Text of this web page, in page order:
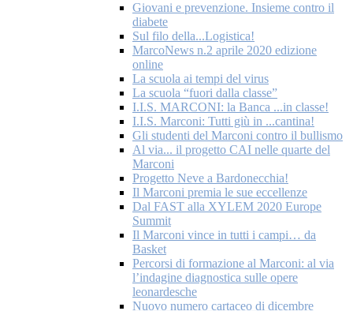
Giovani e prevenzione. Insieme contro il
diabete
Sul filo della...Logistica!
MarcoNews n.2 aprile 2020 edizione
online
La scuola ai tempi del virus
La scuola “fuori dalla classe”
I.I.S. MARCONI: la Banca ...in classe!
I.I.S. Marconi: Tutti giù in ...cantina!
Gli studenti del Marconi contro il bullismo
Al via... il progetto CAI nelle quarte del
Marconi
Progetto Neve a Bardonecchia!
Il Marconi premia le sue eccellenze
Dal FAST alla XYLEM 2020 Europe
Summit
Il Marconi vince in tutti i campi… da
Basket
Percorsi di formazione al Marconi: al via
l’indagine diagnostica sulle opere
leonardesche
Nuovo numero cartaceo di dicembre